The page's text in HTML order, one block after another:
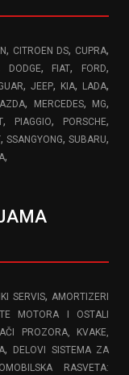
, CITROEN DS, CUPRA,
DODGE, FIAT, FORD,
, JEEP, KIA, LADA,
, MERCEDES, MG,
, PIAGGIO, PORSCHE,
, SSANGYONG,SUBARU,
,
SERVIS, AMORTIZERI
MOTORA I OSTALI
PROZORA, KVAKE,
,
DELOVI SISTEMA ZA
RASVETA: